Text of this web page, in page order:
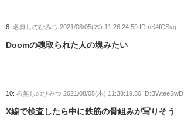
6: 名無しのひみつ 2021/08/05(木) 11:26:24.59 ID:nK4fCSyq
Doomの魂取られた人の塊みたい
10: 名無しのひみつ 2021/08/05(木) 11:38:19.30 ID:BWteeSwD
X線で検査したら中に鉄筋の骨組みが写りそう